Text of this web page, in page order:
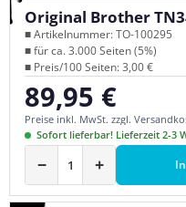
Original Brother
■ Artikelnummer: TO-100295
■ für ca. 3.000 Seiten (5%)
■ Preis/100 Seiten: 3,00 €
Regulärer Preis:
89,95 €
Preise inkl. MwSt. zzgl.
Sofort lieferbar! Lieferzeit 2-3
− +